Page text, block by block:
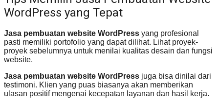
WordPress yang Tepat
Jasa pembuatan website WordPress yang profesional
pasti memiliki portofolio yang dapat dilihat. Lihat proyek-
proyek sebelumnya untuk menilai kualitas desain dan fungsi
website.
Jasa pembuatan website WordPress juga bisa dinilai dari
testimoni. Klien yang puas biasanya akan memberikan
ulasan positif mengenai kecepatan layanan dan hasil kerja.